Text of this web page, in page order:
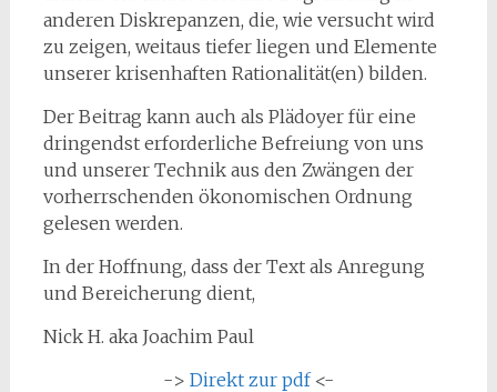
anderen Diskrepanzen, die, wie versucht wird
zu zeigen, weitaus tiefer liegen und Elemente
unserer krisenhaften Rationalität(en) bilden.
Der Beitrag kann auch als Plädoyer für eine
dringendst erforderliche Befreiung von uns
und unserer Technik aus den Zwängen der
vorherrschenden ökonomischen Ordnung
gelesen werden.
In der Hoffnung, dass der Text als Anregung
und Bereicherung dient,
Nick H. aka Joachim Paul
-> Direkt zur pdf<-